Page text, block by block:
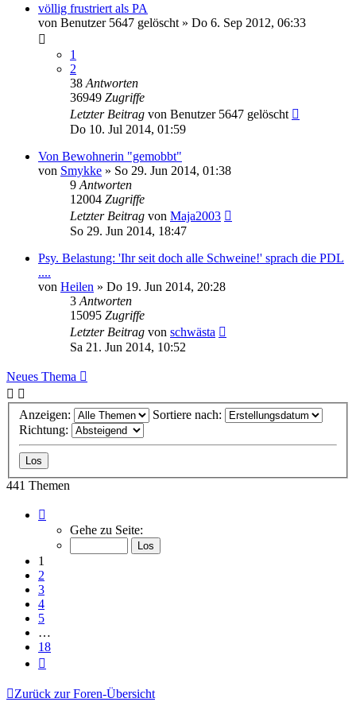
völlig frustriert als PA
von Benutzer 5647 gelöscht » Do 6. Sep 2012, 06:33
1
2
38 Antworten
36949 Zugriffe
Letzter Beitrag von Benutzer 5647 gelöscht
Do 10. Jul 2014, 01:59
Von Bewohnerin "gemobbt"
von Smykke » So 29. Jun 2014, 01:38
9 Antworten
12004 Zugriffe
Letzter Beitrag von Maja2003
So 29. Jun 2014, 18:47
Psy. Belastung: 'Ihr seit doch alle Schweine!' sprach die PDL
....
von Heilen » Do 19. Jun 2014, 20:28
3 Antworten
15095 Zugriffe
Letzter Beitrag von schwästa
Sa 21. Jun 2014, 10:52
Neues Thema
Anzeigen:
Sortiere nach:
Richtung:
441 Themen
von
Gehe zu Seite:
1
2
3
4
5
…
18
Zurück zur Foren-Übersicht